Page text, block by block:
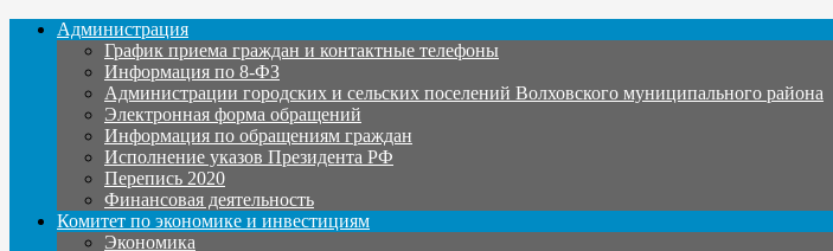
Администрация
График приема граждан и контактные телефоны
Информация по 8-ФЗ
Администрации городских и сельских поселений Волховского муниципального района
Электронная форма обращений
Информация по обращениям граждан
Исполнение указов Президента РФ
Перепись 2020
Финансовая деятельность
Комитет по экономике и инвестициям
Экономика